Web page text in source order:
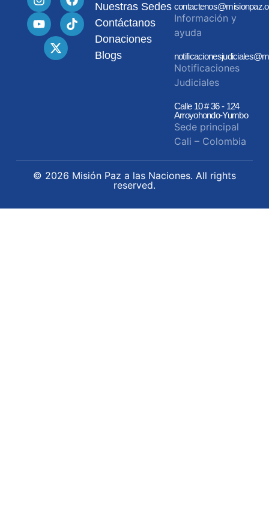
Nuestras Sedes
Contáctanos
Donaciones
Blogs
Información y
ayuda
Notificaciones
Judiciales
Calle 10 # 36 - 124
Arroyohondo-Yumbo
Sede principal
Cali – Colombia
© 2026 Misión Paz a las Naciones. All rights
reserved.